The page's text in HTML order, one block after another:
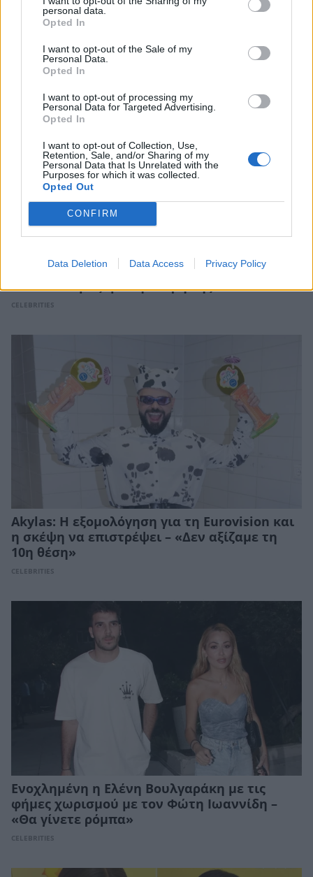
personal data.
Opted In
I want to opt-out of the Sale of my
Personal Data.
Opted In
I want to opt-out of processing my
Personal Data for Targeted Advertising.
Opted In
I want to opt-out of Collection, Use,
Retention, Sale, and/or Sharing of my
Personal Data that Is Unrelated with the
Purposes for which it was collected.
Opted Out
CONFIRM
Data Deletion Data Access Privacy Policy
Χρήστος Χατζηπαναγιώτης: Η συγκινητική
εξομολόγηση για τον Θάνο Μικρούτσικο –
CELEBRITIES
Βίκυ Κάβουρα: Ξέγνοιαστες στιγμές
διακοπών μαζί με την κόρη της
CELEBRITIES
Akylas: Η εξομολόγηση για τη Eurovision και
η σκέψη να επιστρέψει – «Δεν αξίζαμε τη
10η θέση»
CELEBRITIES
Ενοχλημένη η Ελένη Βουλγαράκη με τις
φήμες χωρισμού με τον Φώτη Ιωαννίδη –
«Θα γίνετε ρόμπα»
CELEBRITIES